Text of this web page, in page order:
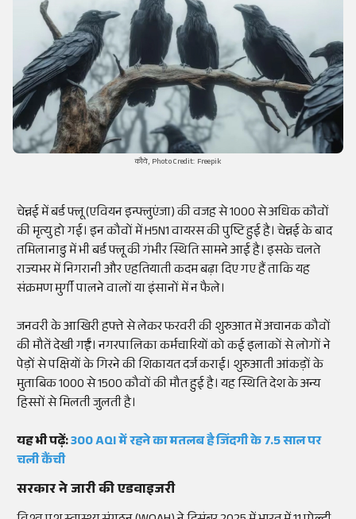
कौवे, Photo Credit: Freepik
चेन्नई में बर्ड फ्लू (एवियन इन्फ्लुएंजा) की वजह से 1000 से अधिक कौवों
की मृत्यु हो गई। इन कौवों में H5N1 वायरस की पुष्टि हुई है। चेन्नई के बाद
तमिलानाडु में भी बर्ड फ्लू की गंभीर स्थिति सामने आई है। इसके चलते
राज्यभर में निगरानी और एहतियाती कदम बढ़ा दिए गए हैं ताकि यह
संक्रमण मुर्गी पालने वालों या इंसानों में न फैले।
जनवरी के आखिरी हफ्ते से लेकर फरवरी की शुरुआत में अचानक कौवों
की मौतें देखी गईं। नगरपालिका कर्मचारियों को कई इलाकों से लोगों ने
पेड़ों से पक्षियों के गिरने की शिकायत दर्ज कराई। शुरुआती आंकड़ों के
मुताबिक 1000 से 1500 कौवों की मौत हुई है। यह स्थिति देश के अन्य
हिस्सों से मिलती जुलती है।
यह भी पढ़ें:300 AQI में रहने का मतलब है जिंदगी के 7.5 साल पर
चली कैंची
सरकार ने जारी की एडवाइजरी